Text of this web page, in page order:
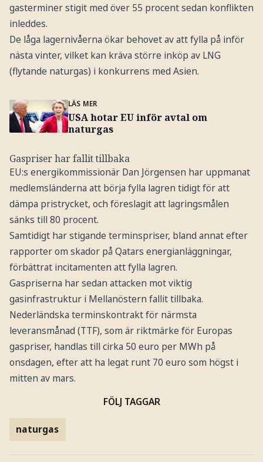
gasterminer stigit med över 55 procent sedan konflikten
inleddes.
De låga lagernivåerna ökar behovet av att fylla på inför
nästa vinter, vilket kan kräva större inköp av LNG
(flytande naturgas) i konkurrens med Asien.
LÄS MER
USA hotar EU inför avtal om
naturgas
Gaspriser har fallit tillbaka
EU:s energikommissionär Dan Jörgensen har uppmanat
medlemsländerna att börja fylla lagren tidigt för att
dämpa pristrycket, och föreslagit att lagringsmålen
sänks till 80 procent.
Samtidigt har stigande terminspriser, bland annat efter
rapporter om skador på Qatars energianläggningar,
förbättrat incitamenten att fylla lagren.
Gaspriserna har sedan attacken mot viktig
gasinfrastruktur i Mellanöstern fallit tillbaka.
Nederländska terminskontrakt för närmsta
leveransmånad (TTF), som är riktmärke för Europas
gaspriser, handlas till cirka 50 euro per MWh på
onsdagen, efter att ha legat runt 70 euro som högst i
mitten av mars.
FÖLJ TAGGAR
naturgas